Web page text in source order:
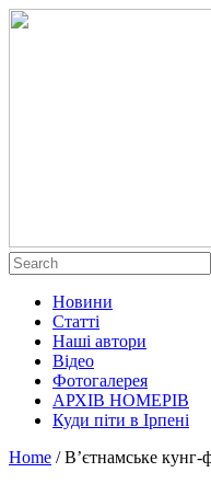
Новини
Статті
Наші автори
Відео
Фотогалерея
АРХІВ НОМЕРІВ
Куди піти в Ірпені
Home / В’єтнамське кунг-